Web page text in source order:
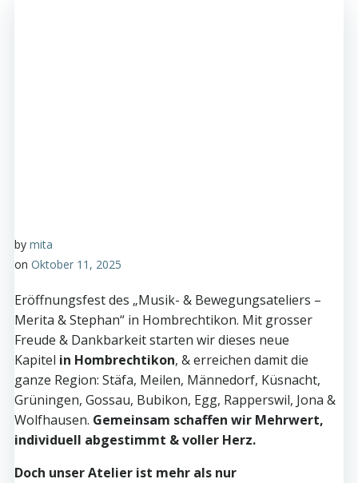
by mita
on Oktober 11, 2025
Eröffnungsfest des „Musik- & Bewegungsateliers –
Merita & Stephan“ in Hombrechtikon. Mit grosser
Freude & Dankbarkeit starten wir dieses neue
Kapitel in Hombrechtikon, & erreichen damit die
ganze Region: Stäfa, Meilen, Männedorf, Küsnacht,
Grüningen, Gossau, Bubikon, Egg, Rapperswil, Jona &
Wolfhausen. Gemeinsam schaffen wir Mehrwert,
individuell abgestimmt & voller Herz.
Doch unser Atelier ist mehr als nur